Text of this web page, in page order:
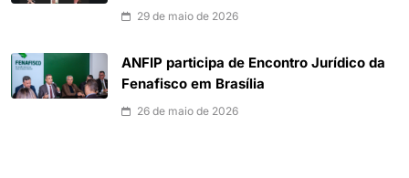
29 de maio de 2026
ANFIP participa de Encontro Jurídico da
Fenafisco em Brasília
26 de maio de 2026